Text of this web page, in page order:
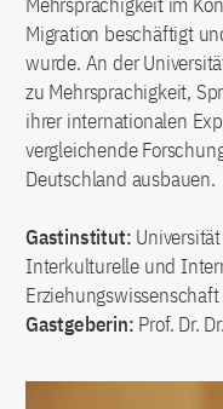
Migration beschäftigt
wurde. An der
zu Mehrsprachigkeit,
ihrer internationalen
vergleichende
Deutschland ausbauen.
Gastinstitut:
Interkulturelle und
Erziehungswissenschaft
Gastgeberin: Prof. Dr.